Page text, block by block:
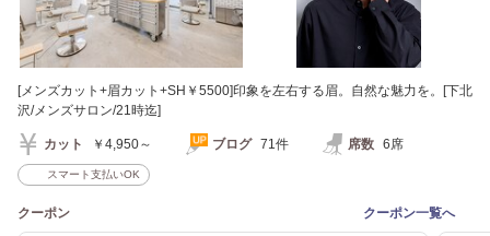
[メンズカット+眉カット+SH￥5500]印象を左右する眉。自然な魅力を。[下北
沢/メンズサロン/21時迄]
カット ￥4,950～ ブログ 71件 席数 6席
スマート支払いOK
クーポン クーポン一覧へ